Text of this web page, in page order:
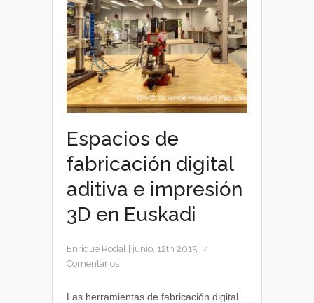
Espacios de
fabricación digital
aditiva e impresión
3D en Euskadi
Enrique Rodal junio, 12th 2015 4
Comentarios
Las herramientas de fabricación digital